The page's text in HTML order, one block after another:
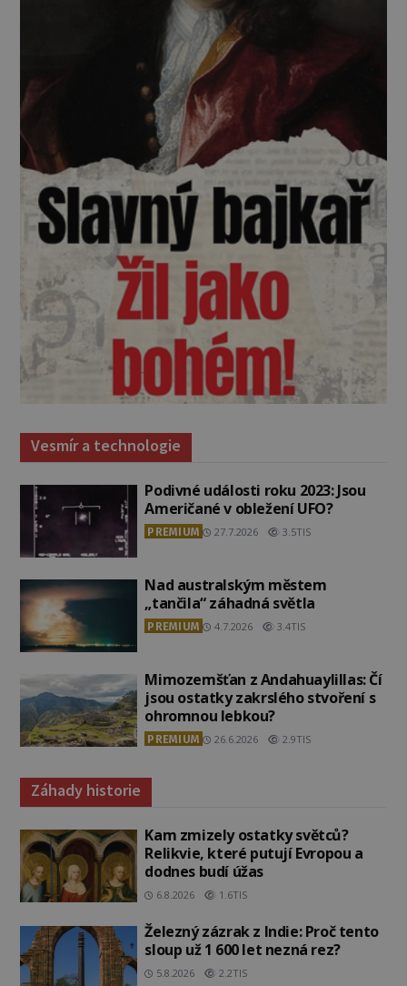
Vesmír a technologie
Podivné události roku 2023: Jsou
Američané v obležení UFO?
PREMIUM 27.7.2026 3.5TIS
Nad australským městem
„tančila“ záhadná světla
PREMIUM 4.7.2026 3.4TIS
Mimozemšťan z Andahuaylillas: Čí
jsou ostatky zakrslého stvoření s
ohromnou lebkou?
PREMIUM 26.6.2026 2.9TIS
Záhady historie
Kam zmizely ostatky světců?
Relikvie, které putují Evropou a
dodnes budí úžas
6.8.2026 1.6TIS
Železný zázrak z Indie: Proč tento
sloup už 1 600 let nezná rez?
5.8.2026 2.2TIS